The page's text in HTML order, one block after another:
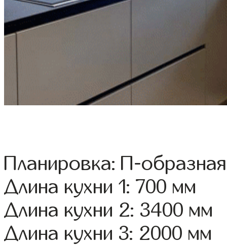
Планировка: П-образная
Длина кухни 1: 700 мм
Длина кухни 2: 3400 мм
Длина кухни 3: 2000 мм